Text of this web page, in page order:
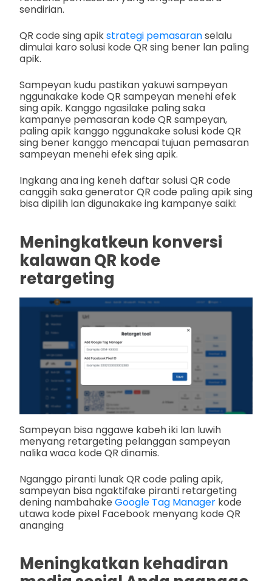
sendirian.
QR code sing apikstrategi pemasaranselalu
dimulai karo solusi kode QR sing bener lan paling
apik.
Sampeyan kudu pastikan yakuwi sampeyan
nggunakake kode QR sampeyan menehi efek
sing apik. Kanggo ngasilake paling saka
kampanye pemasaran kode QR sampeyan,
paling apik kanggo nggunakake solusi kode QR
sing bener kanggo mencapai tujuan pemasaran
sampeyan menehi efek sing apik.
Ingkang ana ing keneh daftar solusi QR code
canggih saka generator QR code paling apik sing
bisa dipilih lan digunakake ing kampanye saiki:
Meningkatkeun konversi
kalawan QR kode
retargeting
Sampeyan bisa nggawe kabeh iki lan luwih
menyang retargeting pelanggan sampeyan
nalika waca kode QR dinamis.
Nganggo piranti lunak QR code paling apik,
sampeyan bisa ngaktifake piranti retargeting
dening nambahake Google Tag Manager kode
utawa kode pixel Facebook menyang kode QR
ananging
Meningkatkan kehadiran